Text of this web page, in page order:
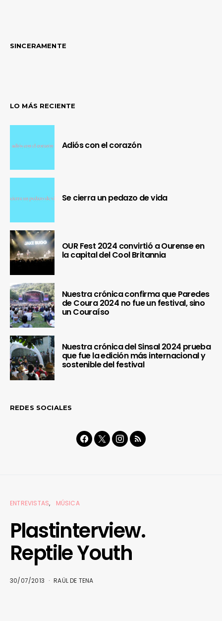
SINCERAMENTE
LO MÁS RECIENTE
Adiós con el corazón
Se cierra un pedazo de vida
OUR Fest 2024 convirtió a Ourense en
la capital del Cool Britannia
Nuestra crónica confirma que Paredes
de Coura 2024 no fue un festival, sino
un Couraíso
Nuestra crónica del Sinsal 2024 prueba
que fue la edición más internacional y
sostenible del festival
REDES SOCIALES
ENTREVISTAS MÚSICA
Plastinterview.
Reptile Youth
30/07/2013 RAÜL DE TENA